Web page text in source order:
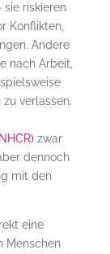
riskieren
Konflikten,
Andere
nach Arbeit,
verlassen.
zwar
dennoch
mit den
eine
Menschen